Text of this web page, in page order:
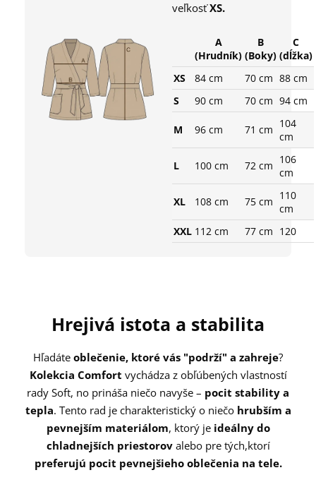
veľkosťXS.
A
(Hrudník)
B
(Boky)
C
(dĺžka)
XS
84 cm 70 cm 88 cm
S
90 cm 70 cm 94 cm
M 96 cm 71 cm 104
cm
L 100 cm 72 cm 106
cm
XL 108 cm 75 cm 110
cm
XXL 112 cm 77 cm 120
Hrejivá istota a stabilita
Hľadáte oblečenie, ktoré vás "podrží" a zahreje?
Kolekcia Comfort vychádza z obľúbených vlastností
rady Soft, no prináša niečo navyše – pocit stability a
tepla. Tento rad je charakteristický o niečo hrubším a
pevnejším materiálom, ktorý je ideálny do
chladnejších priestorov alebo pre tých,ktorí
preferujú pocit pevnejšieho oblečenia na tele.